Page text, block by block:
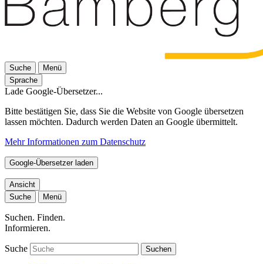
Suche
Menü
Sprache
Lade Google-Übersetzer...
Bitte bestätigen Sie, dass Sie die Website von Google übersetzen
lassen möchten. Dadurch werden Daten an Google übermittelt.
Mehr Informationen zum Datenschutz
Google-Übersetzer laden
Ansicht
Suche
Menü
Suchen. Finden.
Informieren.
Suche Suchen